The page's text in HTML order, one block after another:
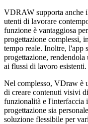
VDRAW supporta anche
utenti di lavorare
funzione è vantaggiosa
progettazione complessi,
tempo reale. Inoltre, l'app
progettazione,
ai flussi di lavoro esistenti.
Nel complesso, VDraw è
di creare contenuti visivi
funzionalità e l'interfaccia
progettazione sia
soluzione flessibile per